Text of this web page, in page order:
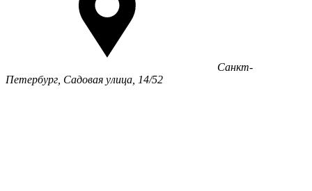
Санкт-
Петербург, Садовая улица, 14/52